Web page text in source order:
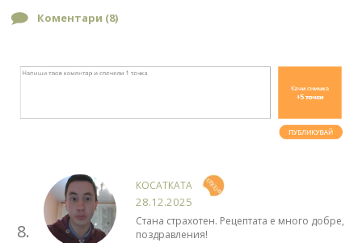
Коментари (8)
8.
КОСАТКАТА
28.12.2025
Стана страхотен. Рецептата е много добре,
поздравления!